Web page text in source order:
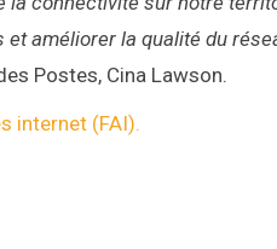
améliorer la qualité du
Postes, Cina Lawson.